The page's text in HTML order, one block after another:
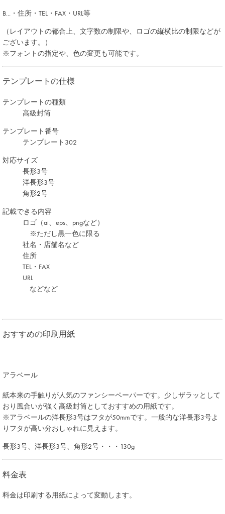
B...・住所・TEL・FAX・URL等
（レイアウトの都合上、文字数の制限や、ロゴの縦横比の制限などが
ございます。）
※フォントの指定や、色の変更も可能です。
テンプレートの仕様
テンプレートの種類
高級封筒
テンプレート番号
テンプレート302
対応サイズ
長形3号
洋長形3号
角形2号
記載できる内容
ロゴ（ai、eps、pngなど）
※ただし黒一色に限る
社名・店舗名など
住所
TEL・FAX
URL
などなど
おすすめの印刷用紙
アラベール
紙本来の手触りが人気のファンシーペーパーです。少しザラッとして
おり風合いが強く高級封筒としておすすめの用紙です。
※アラベールの洋長形3号はフタが50mmです。一般的な洋長形3号よ
りフタが高い分おしゃれに見えます。
長形3号、洋長形3号、角形2号・・・130g
料金表
料金は印刷する用紙によって変動します。